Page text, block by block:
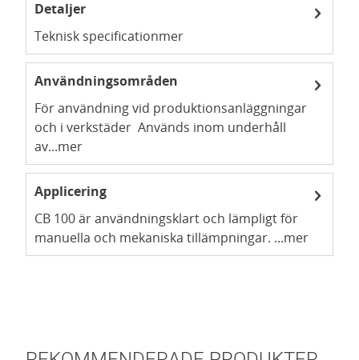
Detaljer
Teknisk specificationmer
Användningsområden
För användning vid produktionsanläggningar
och i verkstäder Används inom underhåll
av...mer
Applicering
CB 100 är användningsklart och lämpligt för
manuella och mekaniska tillämpningar. ...mer